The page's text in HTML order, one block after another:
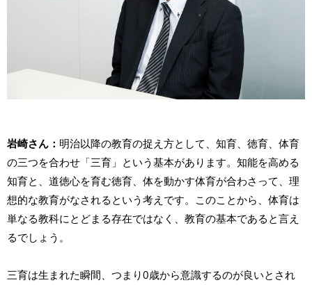
岩崎さん： 明治以降の教育の捉え方として、知育、徳育、体育
の三つを合わせ「三育」という基本があります。知能を高める
知育と、道徳心を育む徳育、体を動かす体育が合わさって、理
想的な教育がなされるという考えです。このことから、体育は
単なる教科にとどまる存在ではなく、教育の基本であると言え
るでしょう。
三育は生まれた瞬間、つまり0歳から意識するのが良いとされ